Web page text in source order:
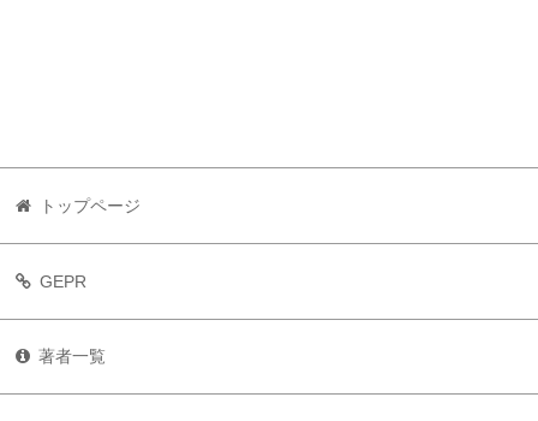
トップページ
GEPR
著者一覧